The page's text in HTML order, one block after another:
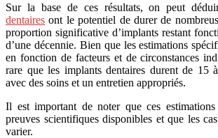
Sur la base de ces résultats, on peut
dentaires ont le potentiel de durer de
proportion significative d’implants restant
d’une décennie. Bien que les estimations
en fonction de facteurs et de circonstances
rare que les implants dentaires durent de 15
avec des soins et un entretien appropriés.
Il est important de noter que ces
preuves scientifiques disponibles et que les
varier.